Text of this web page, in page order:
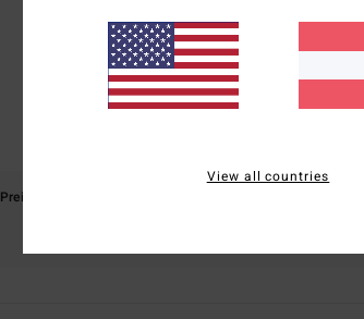
5.0 /5
Preis-Leistungs-Verhältnis
View all countries